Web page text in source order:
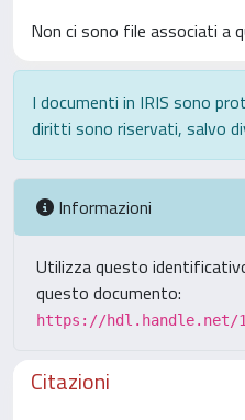
Non ci sono file associati a
I documenti in IRIS sono
diritti sono riservati, salvo
Informazioni
Utilizza questo
questo documento:
https://hdl.handle.net/
Citazioni